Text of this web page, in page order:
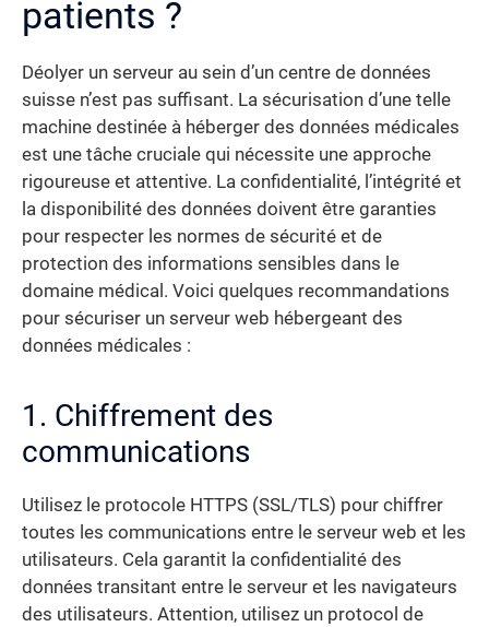
patients ?
Déolyer un serveur au sein d’un centre de données
suisse n’est pas suffisant. La sécurisation d’une telle
machine destinée à héberger des données médicales
est une tâche cruciale qui nécessite une approche
rigoureuse et attentive. La confidentialité, l’intégrité et
la disponibilité des données doivent être garanties
pour respecter les normes de sécurité et de
protection des informations sensibles dans le
domaine médical. Voici quelques recommandations
pour sécuriser un serveur web hébergeant des
données médicales :
1. Chiffrement des
communications
Utilisez le protocole HTTPS (SSL/TLS) pour chiffrer
toutes les communications entre le serveur web et les
utilisateurs. Cela garantit la confidentialité des
données transitant entre le serveur et les navigateurs
des utilisateurs. Attention, utilisez un protocol de